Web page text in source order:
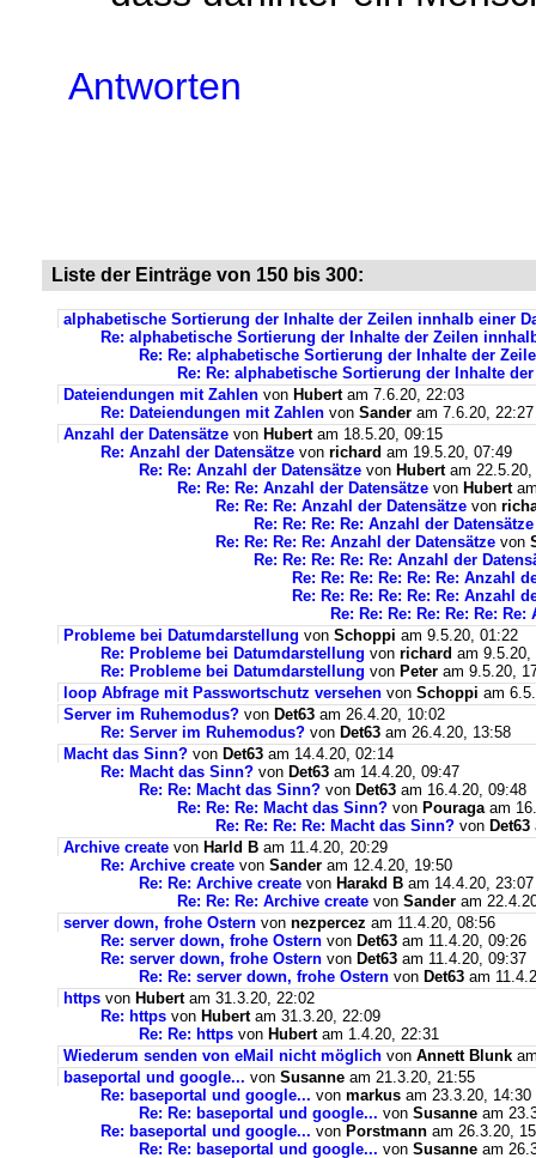
Antworten
Liste der Einträge von 150 bis 300:
alphabetische Sortierung der Inhalte der Zeilen innhalb einer
Re: alphabetische Sortierung der Inhalte der Zeilen
Re: Re: alphabetische Sortierung der Inhalte der
Re: Re: alphabetische Sortierung der Inhalte
Dateiendungen mit Zahlen von Hubertam 7.6.20, 22:03
Re: Dateiendungen mit Zahlen von Sander am 7.6.20, 22:27
Anzahl der Datensätze von Hubertam 18.5.20, 09:15
Re: Anzahl der Datensätze von richard am 19.5.20, 07:49
Re: Re: Anzahl der Datensätze von Hubertam 22.5.20,
Re: Re: Re: Anzahl der Datensätze von Hubert
Re: Re: Re: Anzahl der Datensätze von
Re: Re: Re: Re: Anzahl der Datensätze
Re: Re: Re: Re: Anzahl der Datensätze von
Re: Re: Re: Re: Re: Anzahl der
Re: Re: Re: Re: Re: Re: Anzahl
Re: Re: Re: Re: Re: Re: Anzahl
Re: Re: Re: Re: Re: Re:
Probleme bei Datumdarstellung von Schoppi am 9.5.20, 01:22
Re: Probleme bei Datumdarstellung von richard am 9.5.20,
Re: Probleme bei Datumdarstellung von Peter am 9.5.20,
loop Abfrage mit Passwortschutz versehen von Schoppi am
Server im Ruhemodus? von Det63 am 26.4.20, 10:02
Re: Server im Ruhemodus? von Det63 am 26.4.20, 13:58
Macht das Sinn? von Det63 am 14.4.20, 02:14
Re: Macht das Sinn? von Det63 am 14.4.20, 09:47
Re: Re: Macht das Sinn? von Det63 am 16.4.20, 09:48
Re: Re: Re: Macht das Sinn? von Pouragaam
Re: Re: Re: Re: Macht das Sinn? von Det63
Archive create von Harld B am 11.4.20, 20:29
Re: Archive create von Sander am 12.4.20, 19:50
Re: Re: Archive create von Harakd B am 14.4.20, 23:07
Re: Re: Re: Archive create von Sander am
server down, frohe Ostern von nezpercez am 11.4.20, 08:56
Re: server down, frohe Ostern von Det63 am 11.4.20, 09:26
Re: server down, frohe Ostern von Det63 am 11.4.20, 09:37
Re: Re: server down, frohe Ostern von Det63 am
https von Hubertam 31.3.20, 22:02
Re: https von Hubertam 31.3.20, 22:09
Re: Re: https von Hubertam 1.4.20, 22:31
Wiederum senden von eMail nicht möglich von Annett Blunk
baseportal und google... von Susanne am 21.3.20, 21:55
Re: baseportal und google... von markus am 23.3.20, 14:30
Re: Re: baseportal und google... von Susanne am
Re: baseportal und google... von Porstmann am 26.3.20,
Re: Re: baseportal und google... von Susanne am